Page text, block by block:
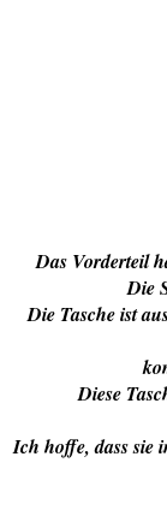
Das Vorderteil
Die
Die Tasche ist
Diese
Ich hoffe, dass sie